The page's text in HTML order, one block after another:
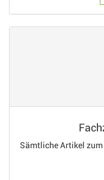
Sämtliche Artikel